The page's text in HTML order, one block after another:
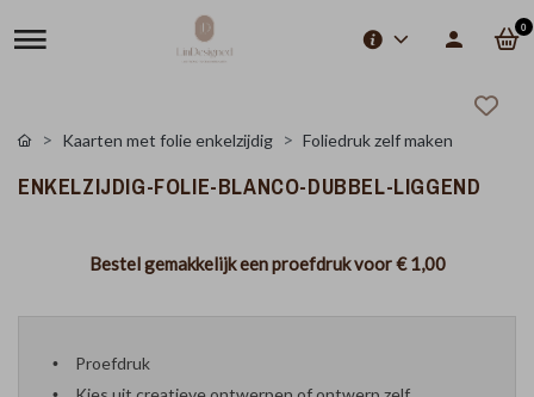
0
Kaarten met folie enkelzijdig Foliedruk zelf maken
ENKELZIJDIG-FOLIE-BLANCO-DUBBEL-LIGGEND
Bestel gemakkelijk een proefdruk voor€ 1,00
Proefdruk